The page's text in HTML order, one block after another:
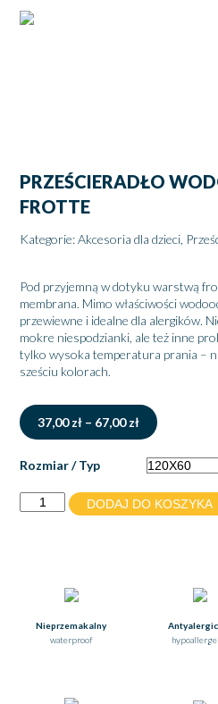
PRZEŚCIERADŁO
FROTTE
Kategorie:Akcesoria dla dzieci,
Pod przyjemną w dotyku warstwą
membrana. Mimo właściwości
przewiewne i idealne dla alergików.
mokre niespodzianki, ale też inne
tylko wysoka temperatura prania –
sześciu kolorach.
37,00zł – 67,00złZakres
cen:
od
37,00 zł
do
67,00 zł
Rozmiar / Typ
Ilość DODAJ DO KOSZYKA
Nieprzemakalny
waterproof